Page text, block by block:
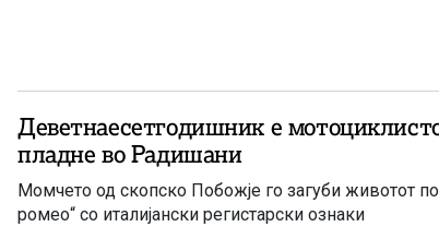
Деветнаесетгодишник е
пладне во Радишани
Момчето од скопско Побожје го загуби животот
ромео“ со италијански регистарски ознаки